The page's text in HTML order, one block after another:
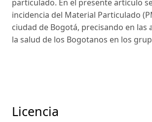
particulado. En el presente artículo
incidencia del Material Particulado
ciudad de Bogotá, precisando en las
la salud de los Bogotanos en los
Licencia